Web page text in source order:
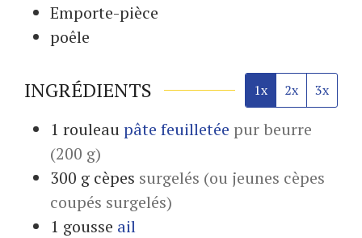
Emporte-pièce
poêle
INGRÉDIENTS 1x 2x 3x
1 rouleaupâte feuilletée pur beurre
(200 g)
300 g cèpes surgelés (ou jeunes cèpes
coupés surgelés)
1 gousse ail